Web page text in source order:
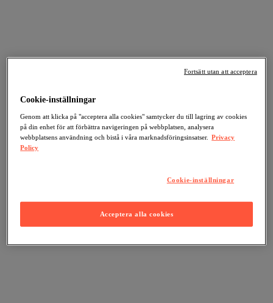
Cookie-inställningar
Genom att klicka på "acceptera alla cookies" samtycker du till lagring av cookies
på din enhet för att förbättra navigeringen på webbplatsen, analysera
webbplatsens användning och bistå i våra marknadsföringsinsatser.
Privacy
Policy
Cookie-inställningar
Acceptera alla cookies
Fortsätt utan att acceptera